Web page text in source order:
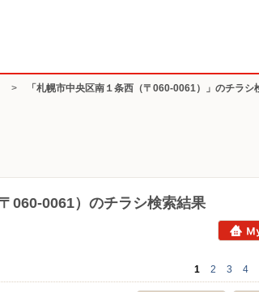
> 「札幌市中央区南１条西（〒060-0061）」のチラシ
060-0061）のチラシ検索結果
1 2 3 4